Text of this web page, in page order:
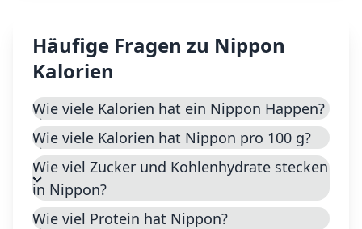
Häufige Fragen zu Nippon
Kalorien
Wie viele Kalorien hat ein Nippon Happen?
Wie viele Kalorien hat Nippon pro 100 g?
Wie viel Zucker und Kohlenhydrate stecken
in Nippon?
Wie viel Protein hat Nippon?